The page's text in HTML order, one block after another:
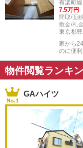
有楽町
7.5万円
間取/面
敷金/礼
東京都
家から
のに便
物件閲覧ランキ
GAハイツ